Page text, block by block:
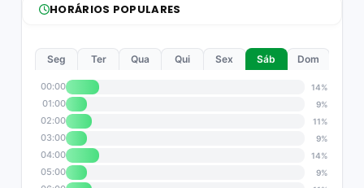
HORÁRIOS POPULARES
Seg Ter Qua Qui Sex Sáb Dom
00:00 14%
01:00 9%
02:00 11%
03:00 9%
04:00 14%
05:00 9%